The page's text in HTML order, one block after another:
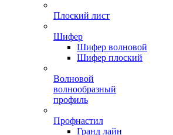
Плоский лист
Шифер
Шифер волновой
Шифер плоский
Волновой
волнообразный
профиль
Профнастил
Гранд лайн